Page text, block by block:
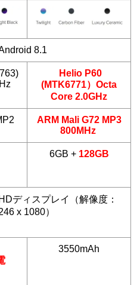
8.1
Helio P60
(MTK6771）Octa
Core 2.0GHz
ARM Mali G72 MP3
800MHz
6GB + 128GB
ディスプレイ（解像度：
x 1080）
3550mAh